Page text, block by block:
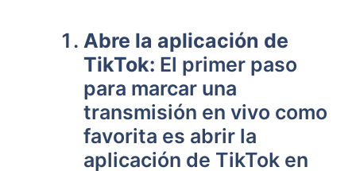
Abre la aplicación de
TikTok: El primer paso
para marcar una
transmisión en vivo como
favorita es abrir la
aplicación de TikTok en